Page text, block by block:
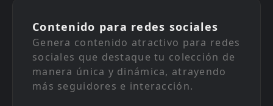
Contenido para redes sociales
Genera contenido atractivo para redes
sociales que destaque tu colección de
manera única y dinámica, atrayendo
más seguidores e interacción.